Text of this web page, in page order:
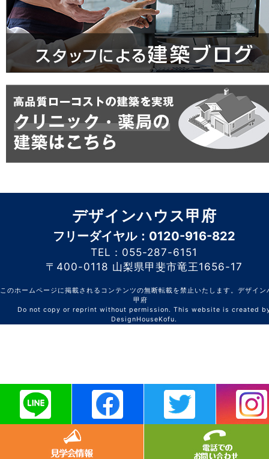
デザインハウス甲府
フリーダイヤル：0120-916-822
TEL：055-287-6151
〒400-0118 山梨県甲斐市竜王1656-17
このホームページに掲載されるコンテンツの無断転載を禁止いたします。デザイン
甲府
Do not copy or reprint without permission. This website is created
DesignHouseKofu.